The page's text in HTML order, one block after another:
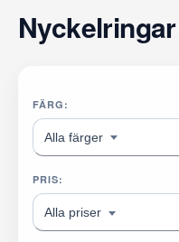
FÄRG:
Alla färger
PRIS:
Alla priser